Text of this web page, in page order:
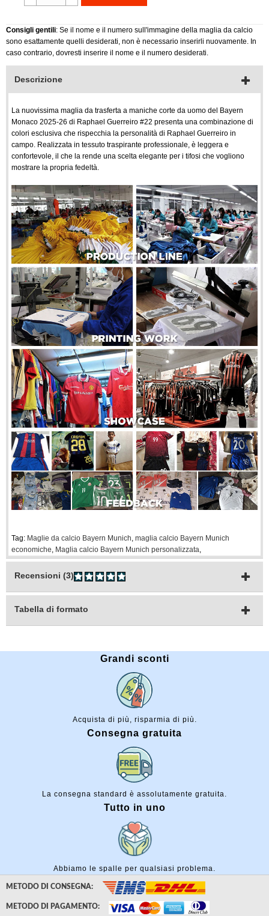
Consigli gentili: Se il nome e il numero sull'immagine della maglia da calcio
sono esattamente quelli desiderati, non è necessario inserirli nuovamente. In
caso contrario, dovresti inserire il nome e il numero desiderati.
Descrizione
La nuovissima maglia da trasferta a maniche corte da uomo del Bayern
Monaco 2025-26 di Raphael Guerreiro #22 presenta una combinazione di
colori esclusiva che rispecchia la personalità di Raphael Guerreiro in
campo. Realizzata in tessuto traspirante professionale, è leggera e
confortevole, il che la rende una scelta elegante per i tifosi che vogliono
mostrare la propria fedeltà.
Tag: Maglie da calcio Bayern Munich, maglia calcio Bayern Munich
economiche, Maglia calcio Bayern Munich personalizzata,
Recensioni (3)
Tabella di formato
Grandi sconti
Acquista di più, risparmia di più.
Consegna gratuita
La consegna standard è assolutamente gratuita.
Tutto in uno
Abbiamo le spalle per qualsiasi problema.
METODO DI CONSEGNA:
METODO DI PAGAMENTO: